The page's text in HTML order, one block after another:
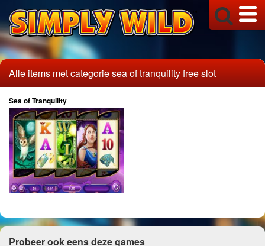
Alle items met categorie sea of tranquility free slot
Sea of Tranquility
Probeer ook eens deze games